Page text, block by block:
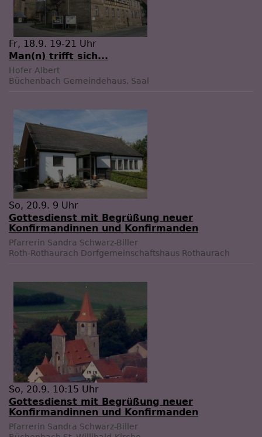
Fr, 18.9. 19-21 Uhr
Man(n) trifft sich...
Hofer Albert
Büchenbach Gemeindehaus, Saal
So, 20.9. 9 Uhr
Gottesdienst mit Begrüßung neuer
Konfirmandinnen und Konfirmanden
Pfarrerin Sandra Schwarz-Biller
Roth-Rothaurach Dorfgemeinschaftshaus Rothaurach
So, 20.9. 10:15 Uhr
Gottesdienst mit Begrüßung neuer
Konfirmandinnen und Konfirmanden
Pfarrerin Sandra Schwarz-Biller